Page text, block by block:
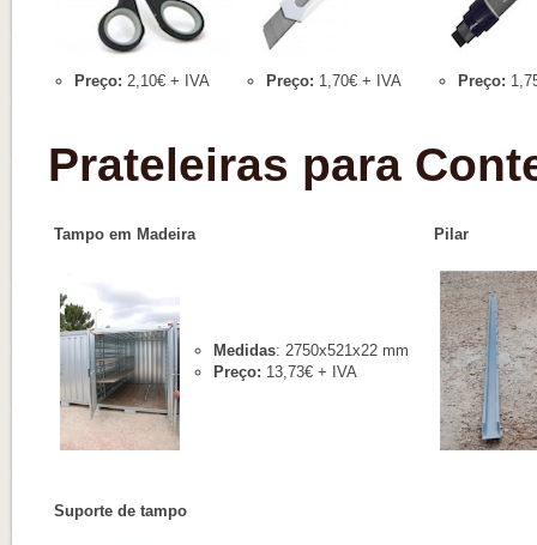
Preço: 2,10€ + IVA Preço: 1,70€ + IVA Preço:
Prateleiras para
Tampo em Madeira
Medidas: 2750x521x22 mm
Preço: 13,73€ + IVA
Pilar
Suporte de tampo